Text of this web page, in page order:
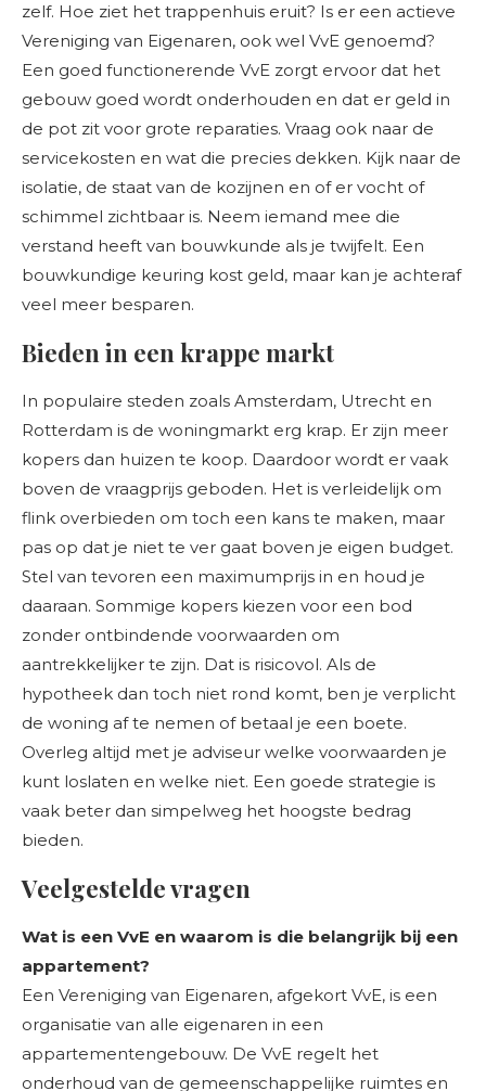
zelf. Hoe ziet het trappenhuis eruit? Is er een actieve
Vereniging van Eigenaren, ook wel VvE genoemd?
Een goed functionerende VvE zorgt ervoor dat het
gebouw goed wordt onderhouden en dat er geld in
de pot zit voor grote reparaties. Vraag ook naar de
servicekosten en wat die precies dekken. Kijk naar de
isolatie, de staat van de kozijnen en of er vocht of
schimmel zichtbaar is. Neem iemand mee die
verstand heeft van bouwkunde als je twijfelt. Een
bouwkundige keuring kost geld, maar kan je achteraf
veel meer besparen.
Bieden in een krappe markt
In populaire steden zoals Amsterdam, Utrecht en
Rotterdam is de woningmarkt erg krap. Er zijn meer
kopers dan huizen te koop. Daardoor wordt er vaak
boven de vraagprijs geboden. Het is verleidelijk om
flink overbieden om toch een kans te maken, maar
pas op dat je niet te ver gaat boven je eigen budget.
Stel van tevoren een maximumprijs in en houd je
daaraan. Sommige kopers kiezen voor een bod
zonder ontbindende voorwaarden om
aantrekkelijker te zijn. Dat is risicovol. Als de
hypotheek dan toch niet rond komt, ben je verplicht
de woning af te nemen of betaal je een boete.
Overleg altijd met je adviseur welke voorwaarden je
kunt loslaten en welke niet. Een goede strategie is
vaak beter dan simpelweg het hoogste bedrag
bieden.
Veelgestelde vragen
Wat is een VvE en waarom is die belangrijk bij een
appartement?
Een Vereniging van Eigenaren, afgekort VvE, is een
organisatie van alle eigenaren in een
appartementengebouw. De VvE regelt het
onderhoud van de gemeenschappelijke ruimtes en